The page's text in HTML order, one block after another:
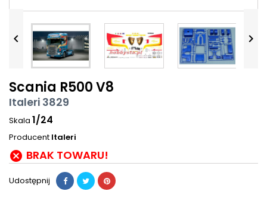
 
Scania R500 V8
Italeri 3829
Skala 1/24
Producent Italeri
 BRAK TOWARU!
Udostępnij